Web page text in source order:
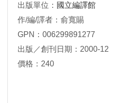
出版單位： 國立編譯館
作/編/譯者：俞寬賜
GPN：006299891277
出版／創刊日期：2000-12
價格：240